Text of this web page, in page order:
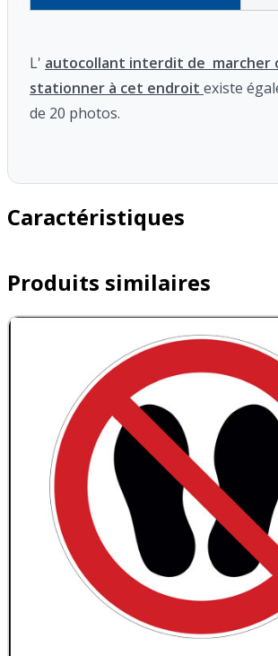
L' autocollant interdit de marcher
stationner à cet endroit existe
de 20 photos.
Caractéristiques
Produits similaires